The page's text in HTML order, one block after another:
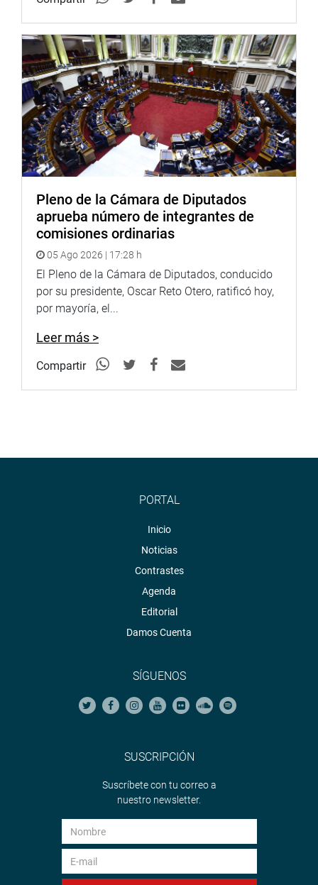
Pleno de la Cámara de Diputados
aprueba número de integrantes de
comisiones ordinarias
05 Ago 2026 | 17:28 h
El Pleno de la Cámara de Diputados, conducido
por su presidente, Oscar Reto Otero, ratificó hoy,
por mayoría, el...
Leer más >
Compartir
PORTAL
Inicio
Noticias
Contrastes
Agenda
Editorial
Damos Cuenta
SÍGUENOS
SUSCRIPCIÓN
Suscríbete con tu correo a
nuestro newsletter.